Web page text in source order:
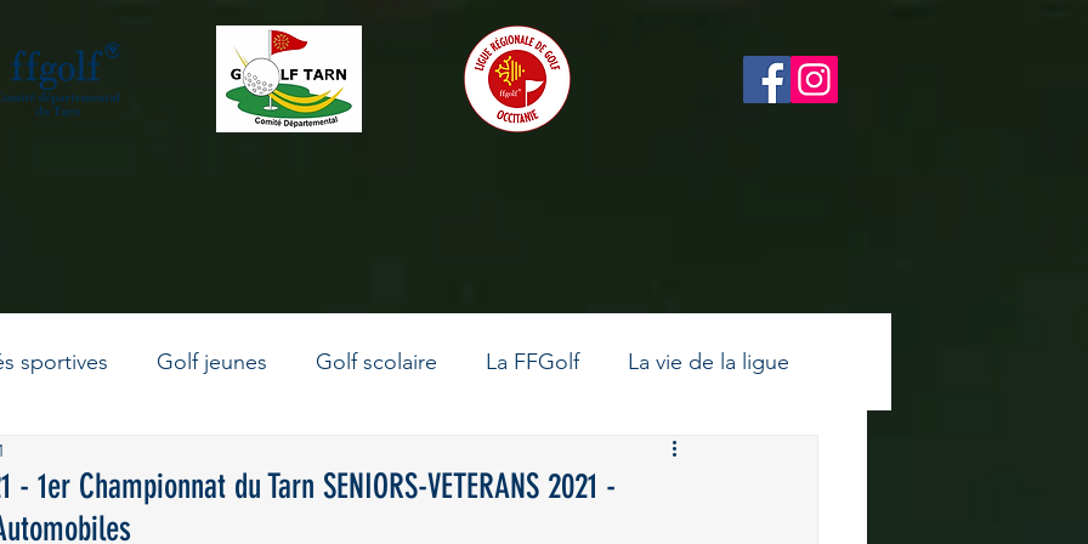
sportives Golf jeunes Golf scolaire La FFGolf La vie de la ligue
Golf féminin
1er Championnat du Tarn SENIORS-VETERANS 2021 -